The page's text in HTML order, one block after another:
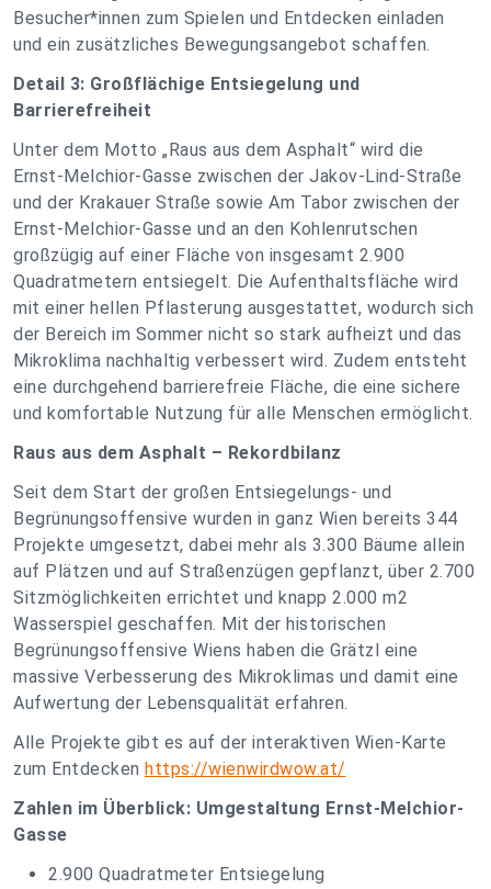
Besucher*innen zum Spielen und Entdecken einladen
und ein zusätzliches Bewegungsangebot schaffen.
Detail 3: Großflächige Entsiegelung und
Barrierefreiheit
Unter dem Motto „Raus aus dem Asphalt“ wird die
Ernst-Melchior-Gasse zwischen der Jakov-Lind-Straße
und der Krakauer Straße sowie Am Tabor zwischen der
Ernst-Melchior-Gasse und an den Kohlenrutschen
großzügig auf einer Fläche von insgesamt 2.900
Quadratmetern entsiegelt. Die Aufenthaltsfläche wird
mit einer hellen Pflasterung ausgestattet, wodurch sich
der Bereich im Sommer nicht so stark aufheizt und das
Mikroklima nachhaltig verbessert wird. Zudem entsteht
eine durchgehend barrierefreie Fläche, die eine sichere
und komfortable Nutzung für alle Menschen ermöglicht.
Raus aus dem Asphalt – Rekordbilanz
Seit dem Start der großen Entsiegelungs- und
Begrünungsoffensive wurden in ganz Wien bereits 344
Projekte umgesetzt, dabei mehr als 3.300 Bäume allein
auf Plätzen und auf Straßenzügen gepflanzt, über 2.700
Sitzmöglichkeiten errichtet und knapp 2.000 m2
Wasserspiel geschaffen. Mit der historischen
Begrünungsoffensive Wiens haben die Grätzl eine
massive Verbesserung des Mikroklimas und damit eine
Aufwertung der Lebensqualität erfahren.
Alle Projekte gibt es auf der interaktiven Wien-Karte
zum Entdecken https://wienwirdwow.at/
Zahlen im Überblick: Umgestaltung Ernst-Melchior-
Gasse
2.900 Quadratmeter Entsiegelung